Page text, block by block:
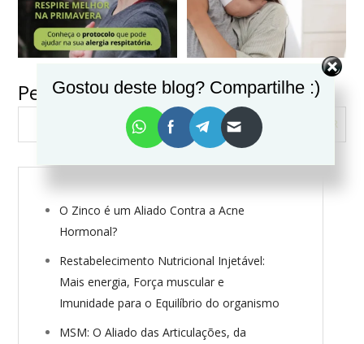
Seguir no Instagram
Pesquisar
PESQUISAR
O Zinco é um Aliado Contra a Acne
Hormonal?
Restabelecimento Nutricional Injetável:
Mais energia, Força muscular e
Imunidade para o Equilíbrio do organismo
MSM: O Aliado das Articulações, da
Gostou deste blog? Compartilhe :)